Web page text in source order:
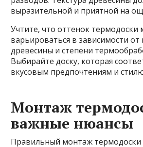
выразительной и приятной на
Учтите, что оттенок термодоски
варьироваться в зависимости
древесины и степени
Выбирайте доску, которая
вкусовым предпочтениям и
Монтаж
важные нюансы
Правильный монтаж термодоски